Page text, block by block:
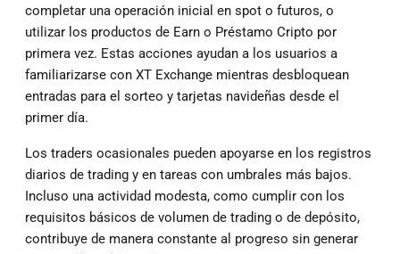
completar una operación inicial en spot o futuros, o
utilizar los productos de Earn o Préstamo Cripto por
primera vez. Estas acciones ayudan a los usuarios a
familiarizarse con XT Exchange mientras desbloquean
entradas para el sorteo y tarjetas navideñas desde el
primer día.
Los traders ocasionales pueden apoyarse en los registros
diarios de trading y en tareas con umbrales más bajos.
Incluso una actividad modesta, como cumplir con los
requisitos básicos de volumen de trading o de depósito,
contribuye de manera constante al progreso sin generar